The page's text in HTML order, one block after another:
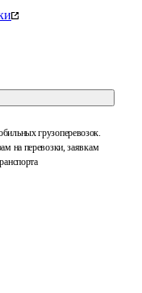
грузоперевозок.
на перевозки, заявкам